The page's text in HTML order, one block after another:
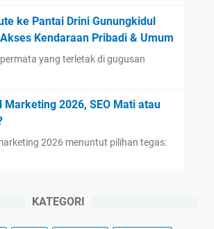
ke Pantai Drini Gunungkidul
Kendaraan Pribadi & Umum
permata yang terletak di gugusan
Marketing 2026, SEO Mati atau
2026 menuntut pilihan tegas:
KATEGORI